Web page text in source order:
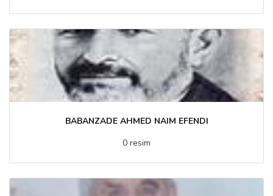
BABANZADE AHMED NAIM EFENDI
0 resim